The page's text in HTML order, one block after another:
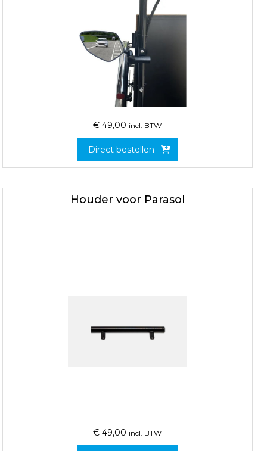
€ 49,00 incl. BTW
Direct bestellen
Houder voor Parasol
€ 49,00 incl. BTW